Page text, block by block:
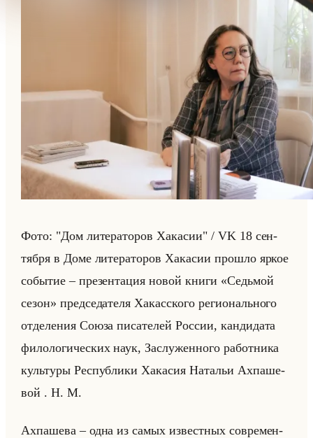
Фото: "Дом ли­те­ра­то­ров Ха­ка­сии" / VK 18 сен­
тяб­ря в Доме ли­те­ра­то­ров Ха­ка­сии про­шло яркое
со­бы­тие – пре­зен­та­ция новой книги «Седьмой
сезон» пред­се­да­те­ля Ха­кас­ско­го ре­ги­онально­го
от­де­ле­ния Союза пи­са­те­лей Рос­сии, кан­ди­да­та
фи­ло­ло­ги­че­ских наук, За­слу­жен­но­го ра­бот­ни­ка
культу­ры Рес­пуб­ли­ки Ха­ка­сия На­та­льи Ах­па­ше­
вой . Н. М.
Ах­па­ше­ва – одна из самых из­вест­ных со­вре­мен­